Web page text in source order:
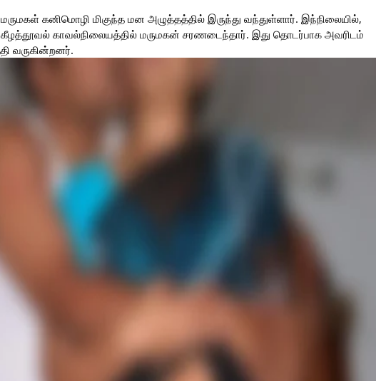
கனிமொழி மிகுந்த மன அழுத்தத்தில் இருந்து வந்துள்ளார். இந்நிலையில்,
காவல்நிலையத்தில் மருமகன் சரணடைந்தார். இது தொடர்பாக அவரிடம்
வருகின்றனர்.